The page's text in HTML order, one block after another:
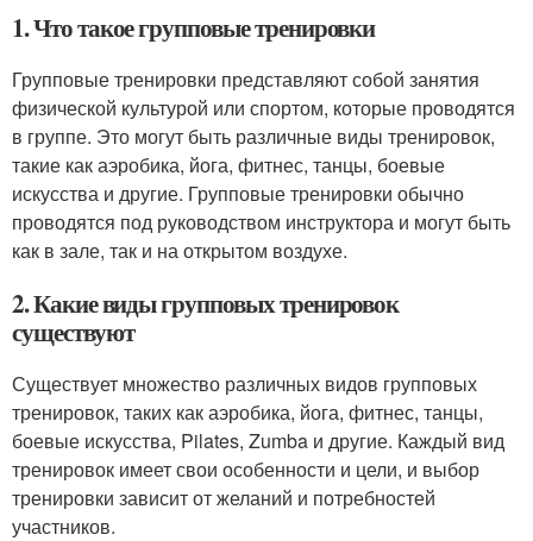
1. Что такое групповые тренировки
Групповые тренировки представляют собой занятия
физической культурой или спортом, которые проводятся
в группе. Это могут быть различные виды тренировок,
такие как аэробика, йога, фитнес, танцы, боевые
искусства и другие. Групповые тренировки обычно
проводятся под руководством инструктора и могут быть
как в зале, так и на открытом воздухе.
2. Какие виды групповых тренировок
существуют
Существует множество различных видов групповых
тренировок, таких как аэробика, йога, фитнес, танцы,
боевые искусства, Pilates, Zumba и другие. Каждый вид
тренировок имеет свои особенности и цели, и выбор
тренировки зависит от желаний и потребностей
участников.